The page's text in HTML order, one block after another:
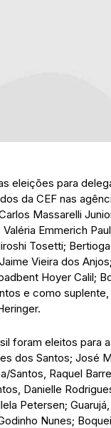
eleições para
da CEF nas
Massarelli
Emmerich
Tosetti;
Vieira dos
Hoyer Calil;
e como
foram eleitos para
dos Santos; José
Santos, Raquel
Danielle
Petersen;
Nunes;